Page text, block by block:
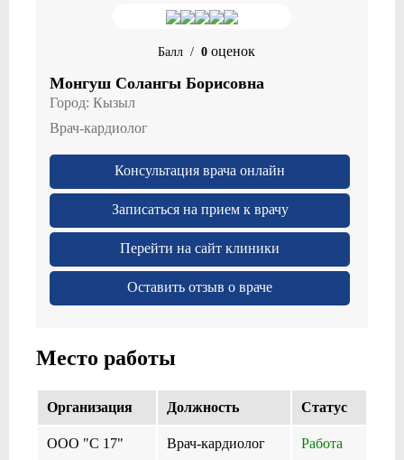
Балл / 0 оценок
Монгуш Солангы Борисовна
Город: Кызыл
Врач-кардиолог
Консультация врача онлайн
Записаться на прием к врачу
Перейти на сайт клиники
Оставить отзыв о враче
Место работы
Организация Должность Cтатус
ООО "С 17" Врач-кардиолог Работа